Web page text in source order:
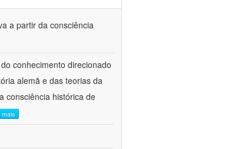
a partir da consciência
conhecimento direcionado
alemã e das teorias da
consciência histórica de
mais